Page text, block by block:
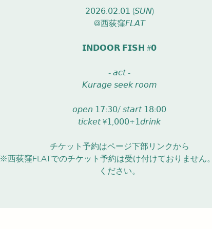
𝟤𝟢𝟤𝟨.𝟢𝟤.𝟢𝟣 (𝘚𝘜𝘕)
@西荻窪𝘍𝘓𝘈𝘛
𝗜𝗡𝗗𝗢𝗢𝗥 𝗙𝗜𝗦𝗛 #𝟬
- 𝘢𝘤𝘵 -
𝘒𝘶𝘳𝘢𝘨𝘦 𝘴𝘦𝘦𝘬 𝘳𝘰𝘰𝘮
𝘰𝘱𝘦𝘯 𝟣𝟩:𝟥𝟢/ 𝘴𝘵𝘢𝘳𝘵 𝟣𝟪:𝟢𝟢
𝘵𝘪𝘤𝘬𝘦𝘵 ¥𝟣,𝟢𝟢𝟢+𝟣𝘥𝘳𝘪𝘯𝘬
チケット予約はページ下部リンクから
※西荻窪FLATでのチケット予約は受け付けておりません
ください。